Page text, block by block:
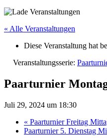
« Alle Veranstaltungen
Diese Veranstaltung hat
Veranstaltungsserie:
Paarturnier
Juli 29, 2024 um 18:30
« Paarturnier Freitag
Paarturnier 5. Dienstag